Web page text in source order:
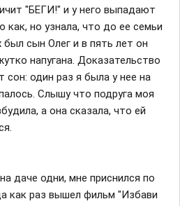
"БЕГИ!" и у него выпадают
как, но узнала, что до ее семьи
сын Олег и в пять лет он
напугана. Доказательство
сон: один раз я была у нее на
Слышу что подруга моя
а она сказала, что ей
даче одни, мне приснился по
как раз вышел фильм "Избави